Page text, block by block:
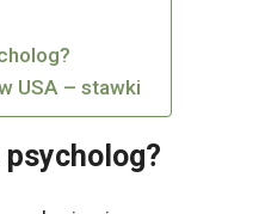
USA – stawki